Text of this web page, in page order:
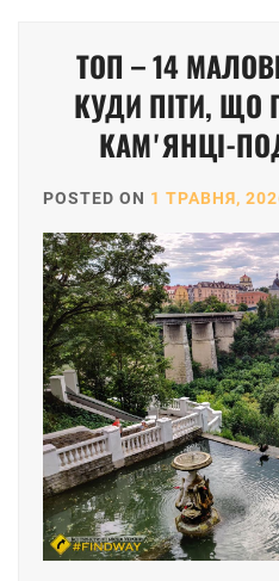
ТОП – 14
КУДИ ПІТИ, ЩО
КАМʼЯНЦІ-
POSTED ON 1 ТРАВНЯ,